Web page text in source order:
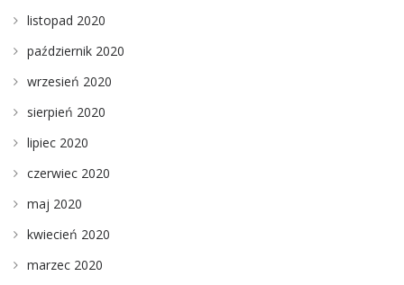
listopad 2020
październik 2020
wrzesień 2020
sierpień 2020
lipiec 2020
czerwiec 2020
maj 2020
kwiecień 2020
marzec 2020